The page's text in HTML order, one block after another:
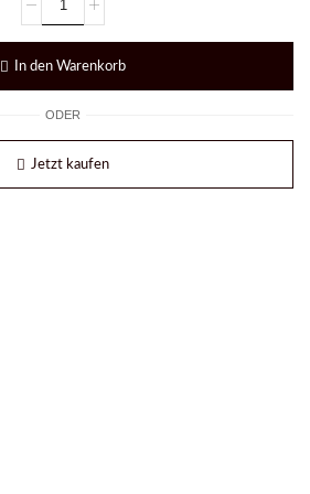
In den Warenkorb
ODER
Jetzt kaufen